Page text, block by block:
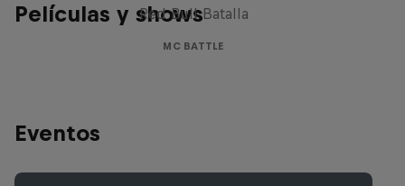
Películas y shows
Red Bull Batalla
MC BATTLE
Eventos